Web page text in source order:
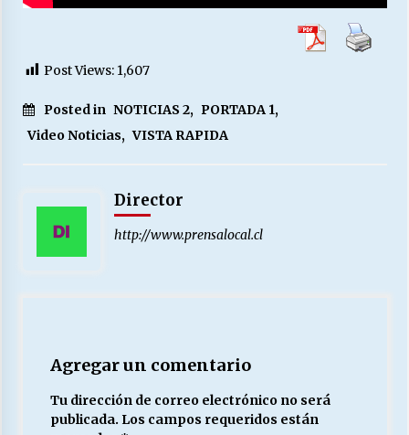
Post Views: 1,607
Posted in NOTICIAS 2, PORTADA 1,
Video Noticias, VISTA RAPIDA
Director
http://www.prensalocal.cl
Agregar un comentario
Tu dirección de correo electrónico no será
publicada. Los campos requeridos están